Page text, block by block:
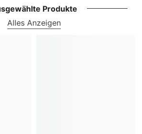
Produkte
Alles Anzeigen